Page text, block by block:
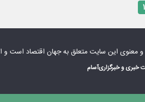
۱
معنوی این سایت متعلق بهجهان اقتصاد است و
خبری و خبرگزاریآسام